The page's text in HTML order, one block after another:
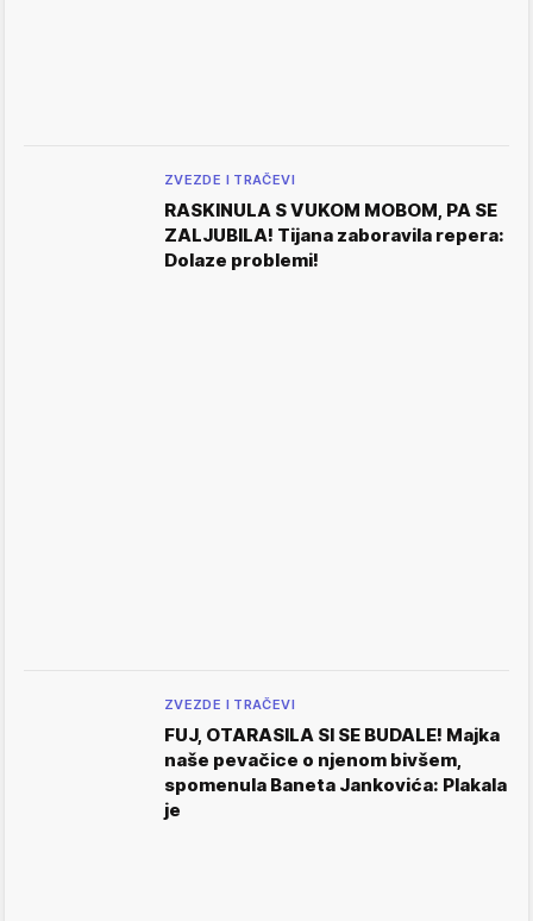
ZVEZDE I TRAČEVI
RASKINULA S VUKOM MOBOM, PA SE
ZALJUBILA! Tijana zaboravila repera:
Dolaze problemi!
ZVEZDE I TRAČEVI
FUJ, OTARASILA SI SE BUDALE! Majka
naše pevačice o njenom bivšem,
spomenula Baneta Jankovića: Plakala
je